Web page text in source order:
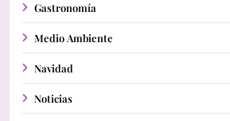
Gastronomía
Medio Ambiente
Navidad
Noticias